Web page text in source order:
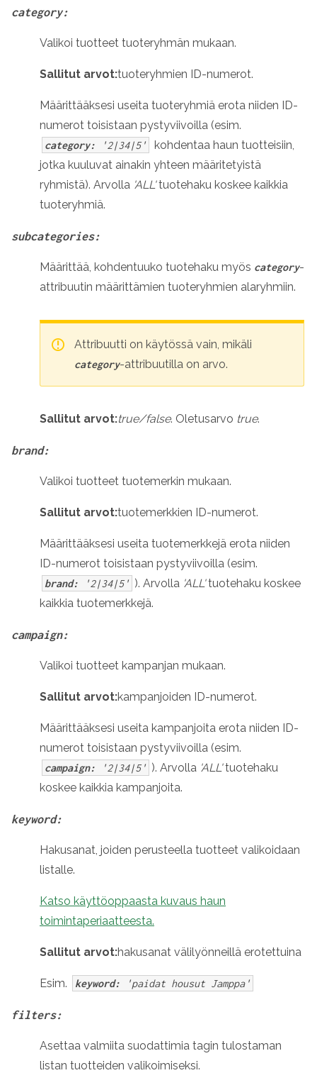
category:
Valikoi tuotteet tuoteryhmän mukaan.
Sallitut arvot:tuoteryhmien ID-numerot.
Määrittääksesi useita tuoteryhmiä erota niiden ID-
numerot toisistaan pystyviivoilla (esim.
category: '2|34|5'
kohdentaa haun tuotteisiin,
jotka kuuluvat ainakin yhteen määritetyistä
ryhmistä). Arvolla 'ALL'tuotehaku koskee kaikkia
tuoteryhmiä.
subcategories:
Määrittää, kohdentuuko tuotehaku myös category-
attribuutin määrittämien tuoteryhmien alaryhmiin.
Attribuutti on käytössä vain, mikäli
category-attribuutilla on arvo.
Sallitut arvot:true/false. Oletusarvo true.
brand:
Valikoi tuotteet tuotemerkin mukaan.
Sallitut arvot:tuotemerkkien ID-numerot.
Määrittääksesi useita tuotemerkkejä erota niiden
ID-numerot toisistaan pystyviivoilla (esim.
brand: '2|34|5' ). Arvolla 'ALL'tuotehaku koskee
kaikkia tuotemerkkejä.
campaign:
Valikoi tuotteet kampanjan mukaan.
Sallitut arvot:kampanjoiden ID-numerot.
Määrittääksesi useita kampanjoita erota niiden ID-
numerot toisistaan pystyviivoilla (esim.
campaign: '2|34|5' ). Arvolla 'ALL'tuotehaku
koskee kaikkia kampanjoita.
keyword:
Hakusanat, joiden perusteella tuotteet valikoidaan
listalle.
Katso käyttöoppaasta kuvaus haun
toimintaperiaatteesta.
Sallitut arvot:hakusanat välilyönneillä erotettuina
Esim. keyword: 'paidat housut Jamppa'
filters:
Asettaa valmiita suodattimia tagin tulostaman
listan tuotteiden valikoimiseksi.